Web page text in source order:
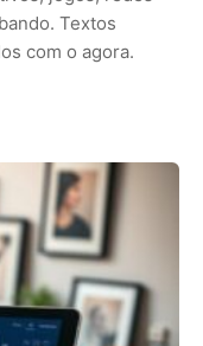
Textos
com o agora.